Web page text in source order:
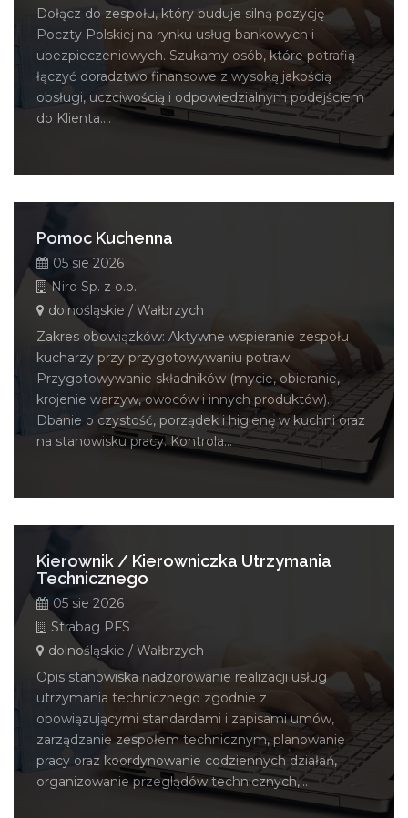
Dołącz do zespołu, który buduje silną pozycję
Poczty Polskiej na rynku usług bankowych i
ubezpieczeniowych. Szukamy osób, które potrafią
łączyć doradztwo finansowe z wysoką jakością
obsługi, uczciwością i odpowiedzialnym podejściem
do Klienta....
Pomoc Kuchenna
05 sie 2026
Niro Sp. z o.o.
dolnośląskie / Wałbrzych
Zakres obowiązków: Aktywne wspieranie zespołu
kucharzy przy przygotowywaniu potraw.
Przygotowywanie składników (mycie, obieranie,
krojenie warzyw, owoców i innych produktów).
Dbanie o czystość, porządek i higienę w kuchni oraz
na stanowisku pracy. Kontrola...
Kierownik / Kierowniczka Utrzymania
Technicznego
05 sie 2026
Strabag PFS
dolnośląskie / Wałbrzych
Opis stanowiska nadzorowanie realizacji usług
utrzymania technicznego zgodnie z
obowiązującymi standardami i zapisami umów,
zarządzanie zespołem technicznym, planowanie
pracy oraz koordynowanie codziennych działań,
organizowanie przeglądów technicznych,...